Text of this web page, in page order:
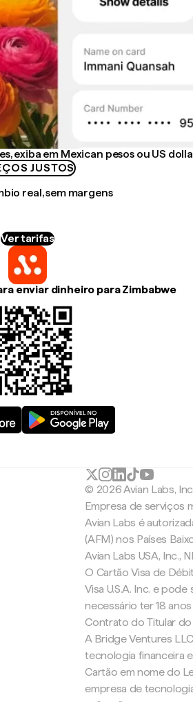
exiba em Mexican pesos ou US
JUSTOS
real, sem margens
Ver tarifas
enviar dinheiro para Zimbabwe
© 2026 Avian Labs, Inc
Empresa de serviços
Avian Labs é
(AFM) nos Países
Avian Labs USA, Inc.,
O Cartão Visa de
Visa U.S.A. Inc. e
necessário ter 18
Contrato do Titular do
A Bridge Ventures
tecnologia financeira
Cartão em nome do
empresa de